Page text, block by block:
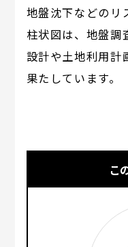
地盤沈下などのリ
柱状図は、地盤調
設計や土地利用計
果たしています。
こ